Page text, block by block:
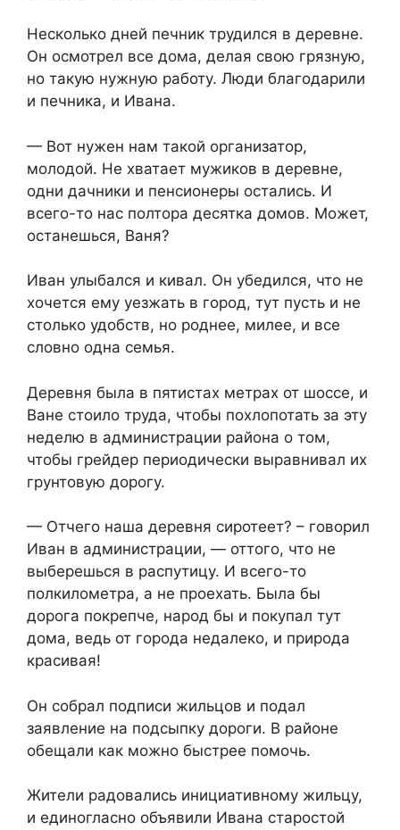
Несколько дней печник трудился в деревне.
Он осмотрел все дома, делая свою грязную,
но такую нужную работу. Люди благодарили
и печника, и Ивана.
— Вот нужен нам такой организатор,
молодой. Не хватает мужиков в деревне,
одни дачники и пенсионеры остались. И
всего-то нас полтора десятка домов. Может,
останешься, Ваня?
Иван улыбался и кивал. Он убедился, что не
хочется ему уезжать в город, тут пусть и не
столько удобств, но роднее, милее, и все
словно одна семья.
Деревня была в пятистах метрах от шоссе, и
Ване стоило труда, чтобы похлопотать за эту
неделю в администрации района о том,
чтобы грейдер периодически выравнивал их
грунтовую дорогу.
— Отчего наша деревня сиротеет? – говорил
Иван в администрации, — оттого, что не
выберешься в распутицу. И всего-то
полкилометра, а не проехать. Была бы
дорога покрепче, народ бы и покупал тут
дома, ведь от города недалеко, и природа
красивая!
Он собрал подписи жильцов и подал
заявление на подсыпку дороги. В районе
обещали как можно быстрее помочь.
Жители радовались инициативному жильцу,
и единогласно объявили Ивана старостой